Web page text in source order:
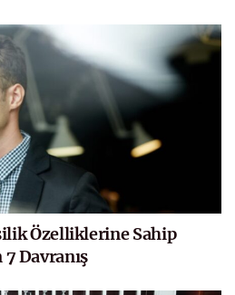
Özelliklerine Sahip
Davranış